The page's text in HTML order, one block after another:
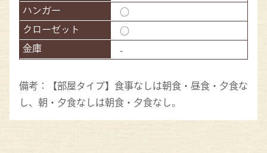
○
○
-
備考：【部屋タイプ】食事なしは朝食・昼食・夕食な
し、朝・夕食なしは朝食・夕食なし。